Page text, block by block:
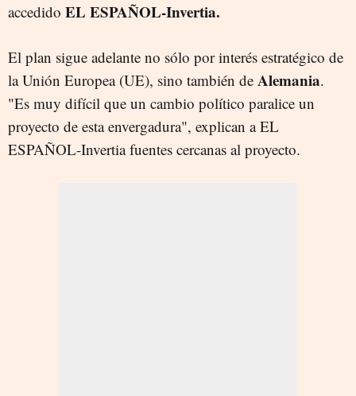
accedido EL ESPAÑOL-Invertia.
El plan sigue adelante no sólo por interés estratégico de
la Unión Europea (UE), sino también de Alemania.
"Es muy difícil que un cambio político paralice un
proyecto de esta envergadura", explican a EL
ESPAÑOL-Invertia fuentes cercanas al proyecto.